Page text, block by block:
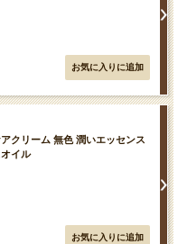
クリーム 無色 潤いエッセンス
イル